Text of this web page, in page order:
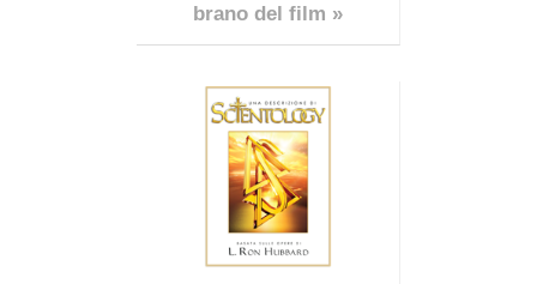
brano del film »